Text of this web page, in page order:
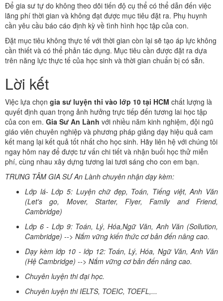
Để gia sư tự do không theo dõi tiến độ cụ thể có thể dẫn đến việc
lãng phí thời gian và không đạt được mục tiêu đặt ra. Phụ huynh
cần yêu cầu báo cáo định kỳ về tình hình học tập của con.
Đặt mục tiêu không thực tế với thời gian còn lại sẽ tạo áp lực không
cần thiết và có thể phản tác dụng. Mục tiêu cần được đặt ra dựa
trên năng lực thực tế của học sinh và thời gian chuẩn bị có sẵn.
Lời kết
Việc lựa chọn gia sư luyện thi vào lớp 10 tại HCM chất lượng là
quyết định quan trọng ảnh hưởng trực tiếp đến tương lai học tập
của con em. Gia Sư An Lành với nhiều năm kinh nghiệm, đội ngũ
giáo viên chuyên nghiệp và phương pháp giảng dạy hiệu quả cam
kết mang lại kết quả tốt nhất cho học sinh. Hãy liên hệ với chúng tôi
ngay hôm nay để được tư vấn chi tiết và nhận buổi học thử miễn
phí, cùng nhau xây dựng tương lai tươi sáng cho con em bạn.
TRUNG TÂM GIA SƯ An Lành chuyên nhận dạy kèm:
Lớp lá- Lớp 5: Luyện chữ đẹp, Toán, Tiếng việt, Anh Văn
(Let's go, Mover, Starter, Flyer, Family and Friend,
Cambridge)
Lớp 6 - Lớp 9: Toán, Lý, Hóa,Ngữ Văn, Anh Văn (Sollution,
Cambridge) --> Nắm vững kiến thức cơ bản đến nâng cao.
Dạy kèm lớp 10 - lớp 12: Toán, Lý, Hóa, Ngữ Văn, Anh Văn
(Hệ Cambridge) --> Nắm vững cơ bản đến nâng cao.
Chuyên luyện thi đại học.
Chuyên luyện thi IELTS, TOEIC, TOEFL,...